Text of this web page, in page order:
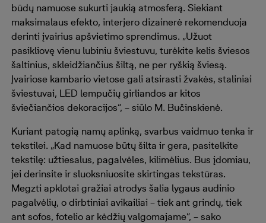
būdų namuose sukurti jaukią atmosferą. Siekiant
maksimalaus efekto, interjero dizainerė rekomenduoja
derinti įvairius apšvietimo sprendimus. „Užuot
pasikliovę vienu lubiniu šviestuvu, turėkite kelis šviesos
šaltinius, skleidžiančius šiltą, ne per ryškią šviesą.
Įvairiose kambario vietose gali atsirasti žvakės, staliniai
šviestuvai, LED lempučių girliandos ar kitos
šviečiančios dekoracijos“, – siūlo M. Bučinskienė.
Kuriant patogią namų aplinką, svarbus vaidmuo tenka ir
tekstilei. „Kad namuose būtų šilta ir gera, pasitelkite
tekstilę: užtiesalus, pagalvėles, kilimėlius. Bus įdomiau,
jei derinsite ir sluoksniuosite skirtingas tekstūras.
Megzti apklotai gražiai atrodys šalia lygaus audinio
pagalvėlių, o dirbtiniai avikailiai – tiek ant grindų, tiek
ant sofos, fotelio ar kėdžių valgomajame“, – sako